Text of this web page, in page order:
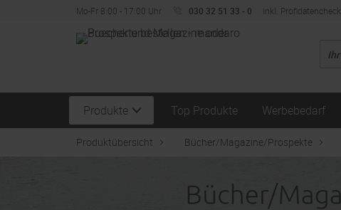
Mo-Fr 8:00 - 17:00 Uhr 030 32 51 33 - 0 inkl. Profidatencheck
Produkte Top Produkte Werbebedarf
Produktübersicht Bücher/Magazine/Prospekte